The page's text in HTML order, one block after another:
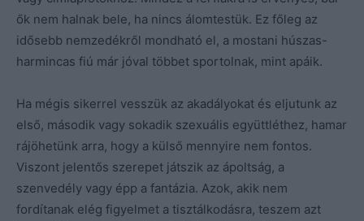
ők nem halnak bele, ha nincs álomtestük. Ez főleg az
idősebb nemzedékről mondható el, a mostani húszas-
harmincas fiú már jóval többet sportolnak, mint apáik.
Ha mégis sikerrel vesszük az akadályokat és eljutunk az
első, második vagy sokadik szexuális együttléthez, hamar
rájöhetünk arra, hogy a külső mennyire nem fontos.
Viszont jelentős szerepet játszik az ápoltság, a
szenvedély vagy épp a fantázia. Azok, akik nem
fordítanak elég figyelmet a tisztálkodásra, teszem azt